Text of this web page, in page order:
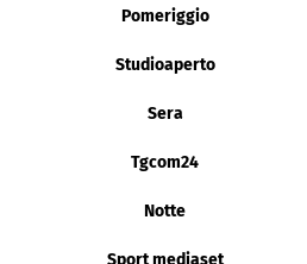
Pomeriggio
Studioaperto
Sera
Tgcom24
Notte
Sport mediaset